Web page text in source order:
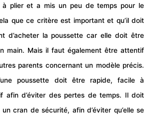
à plier et a mis un peu de temps pour le
que ce critère est important et qu’il doit
d’acheter la poussette car elle doit être
main. Mais il faut également être attentif
parents concernant un modèle précis.
poussette doit être rapide, facile à
afin d’éviter des pertes de temps. Il doit
cran de sécurité, afin d’éviter qu’elle se